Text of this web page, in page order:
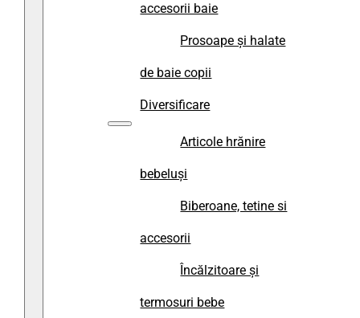
accesorii baie
Prosoape și halate
de baie copii
Diversificare
Articole hrănire
bebeluși
Biberoane, tetine si
accesorii
Încălzitoare și
termosuri bebe